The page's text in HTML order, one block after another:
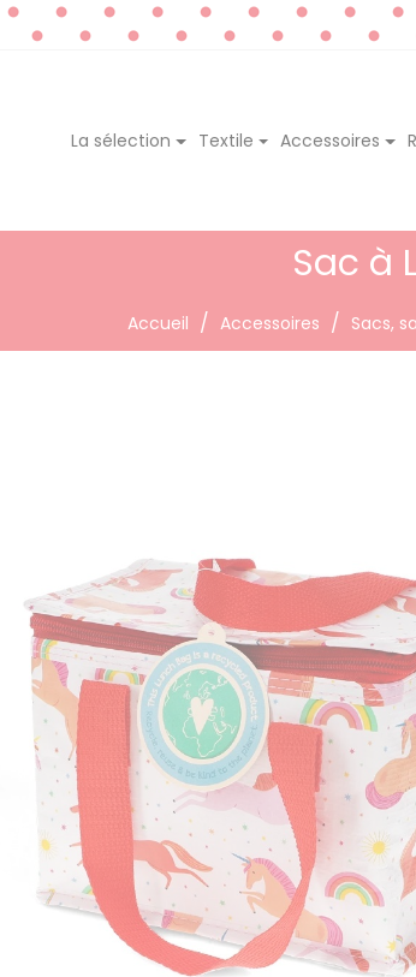
La sélection Textile Accessoires
Sac à
Accueil Accessoires Sacs,